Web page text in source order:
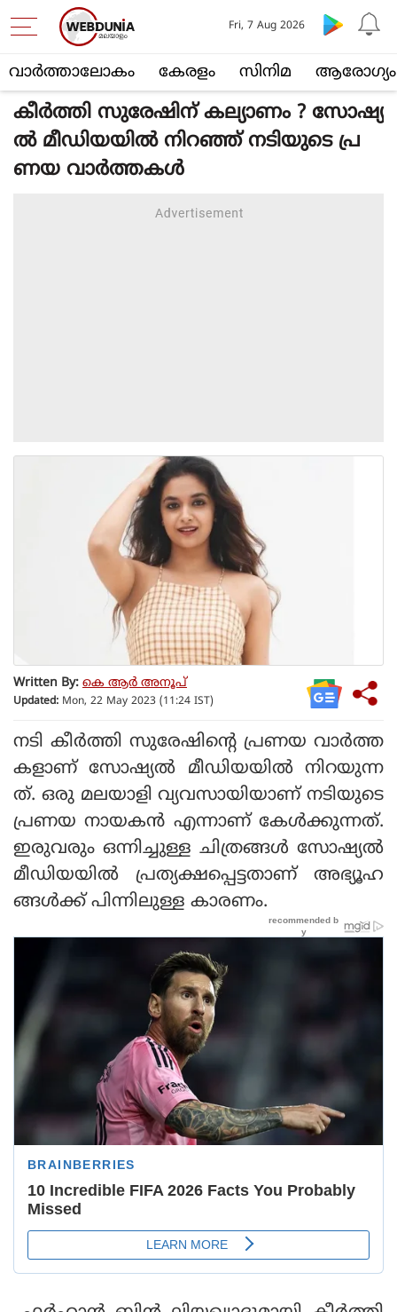
വാര്‍ത്താലോകം കേരളം സിനിമ ആരോഗ്യം
Fri, 7 Aug 2026
കീര്‍ത്തി സുരേഷിന് കല്യാണം ? സോഷ്യ
ല്‍ മീഡിയയില്‍ നിറഞ്ഞ് നടിയുടെ പ്ര
ണയ വാര്‍ത്തകള്‍
Written By: കെ ആര്‍ അനൂപ്
Updated: Mon, 22 May 2023 (11:24 IST)
നടി കീര്‍ത്തി സുരേഷിന്റെ പ്രണയ വാര്‍ത്ത
കളാണ് സോഷ്യല്‍ മീഡിയയില്‍ നിറയുന്ന
ത്. ഒരു മലയാളി വ്യവസായിയാണ് നടിയുടെ
പ്രണയ നായകന്‍ എന്നാണ് കേള്‍ക്കുന്നത്.
ഇരുവരും ഒന്നിച്ചുള്ള ചിത്രങ്ങള്‍ സോഷ്യല്‍
മീഡിയയില്‍ പ്രത്യക്ഷപ്പെട്ടതാണ് അഭ്യൂഹ
ങ്ങള്‍ക്ക് പിന്നിലുള്ള കാരണം.